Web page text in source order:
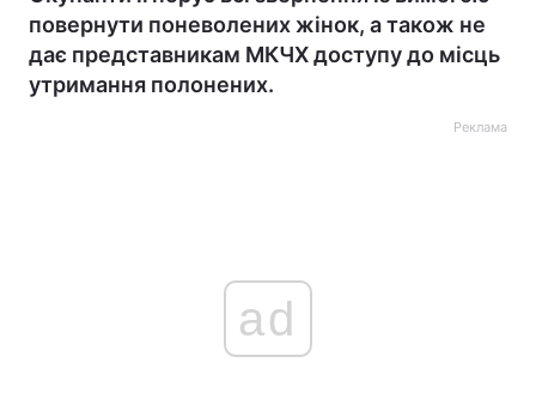
повернути поневолених жінок, а також не
дає представникам МКЧХ доступу до місць
утримання полонених.
Реклама
ad